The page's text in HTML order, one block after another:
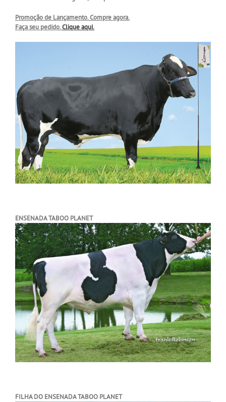
Promoção de Lançamento. Compre agora.
Faça seu pedido.Clique aqui.
ENSENADA TABOO PLANET
FILHA DO ENSENADA TABOO PLANET